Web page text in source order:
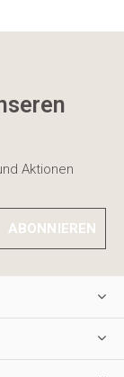
Aktionen
ABONNIEREN